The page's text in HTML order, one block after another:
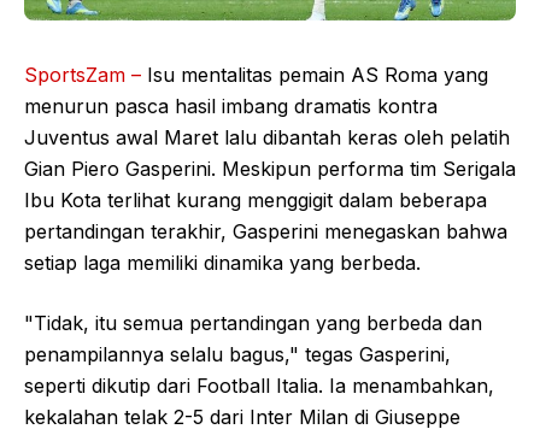
SportsZam – Isu mentalitas pemain AS Roma yang
menurun pasca hasil imbang dramatis kontra
Juventus awal Maret lalu dibantah keras oleh pelatih
Gian Piero Gasperini. Meskipun performa tim Serigala
Ibu Kota terlihat kurang menggigit dalam beberapa
pertandingan terakhir, Gasperini menegaskan bahwa
setiap laga memiliki dinamika yang berbeda.
"Tidak, itu semua pertandingan yang berbeda dan
penampilannya selalu bagus," tegas Gasperini,
seperti dikutip dari Football Italia. Ia menambahkan,
kekalahan telak 2-5 dari Inter Milan di Giuseppe